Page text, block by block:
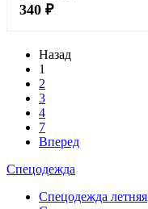
340 ₽
Назад
1
2
3
4
7
Вперед
Спецодежда
Спецодежда летняя